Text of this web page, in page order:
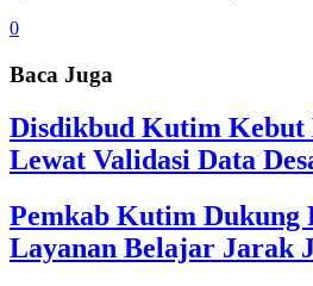
0
Baca Juga
Disdikbud Kutim Kebut
Lewat Validasi Data
Pemkab Kutim Dukung
Layanan Belajar Jarak